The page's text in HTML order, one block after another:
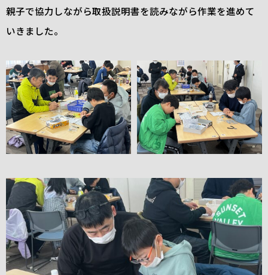
親子で協力しながら取扱説明書を読みながら作業を進めて
いきました。